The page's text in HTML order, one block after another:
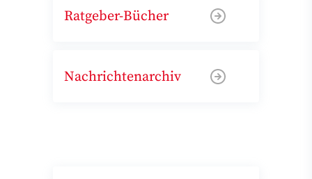
Ratgeber-Bücher
Nachrichtenarchiv